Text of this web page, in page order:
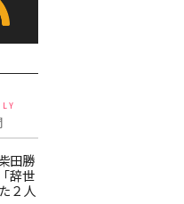
田勝
辞世
２人